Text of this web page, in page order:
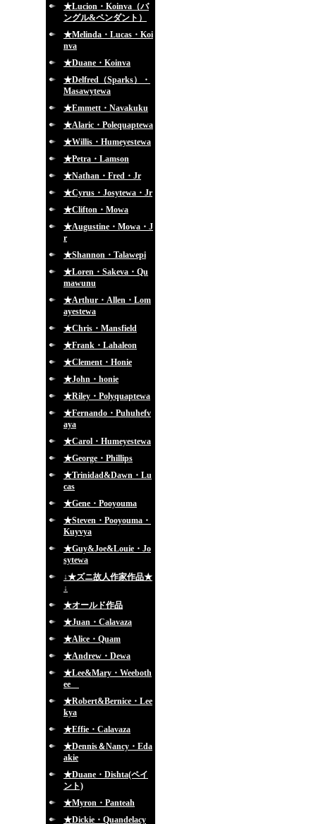
★Lucion・Koinva（バ
ングル&ペンダント）
★Melinda・Lucas・Koi
nva
★Duane・Koinva
★Delfred（Sparks）・
Masawytewa
★Emmett・Navakuku
★Alaric・Polequaptewa
★Willis・Humeyestewa
★Petra・Lamson
★Nathan・Fred・Jr
★Cyrus・Josytewa・Jr
★Clifton・Mowa
★Augustine・Mowa・J
r
★Shannon・Talawepi
★Loren・Sakeva・Qu
mawunu
★Arthur・Allen・Lom
ayestewa
★Chris・Mansfield
★Frank・Lahaleon
★Clement・Honie
★John・honie
★Riley・Polyquaptewa
★Fernando・Puhuhefv
aya
★Carol・Humeyestewa
★George・Phillips
★Trinidad&Dawn・Lu
cas
★Gene・Pooyouma
★Steven・Pooyouma・
Kuyvya
★Guy&Joe&Louie・Jo
sytewa
↓★ズニ故人作家作品★
↓
★オールド作品
★Juan・Calavaza
★Alice・Quam
★Andrew・Dewa
★Lee&Mary・Weeboth
ee
★Robert&Bernice・Lee
kya
★Effie・Calavaza
★Dennis＆Nancy・Eda
akie
★Duane・Dishta(ペイ
ント)
★Myron・Panteah
★Dickie・Quandelacy